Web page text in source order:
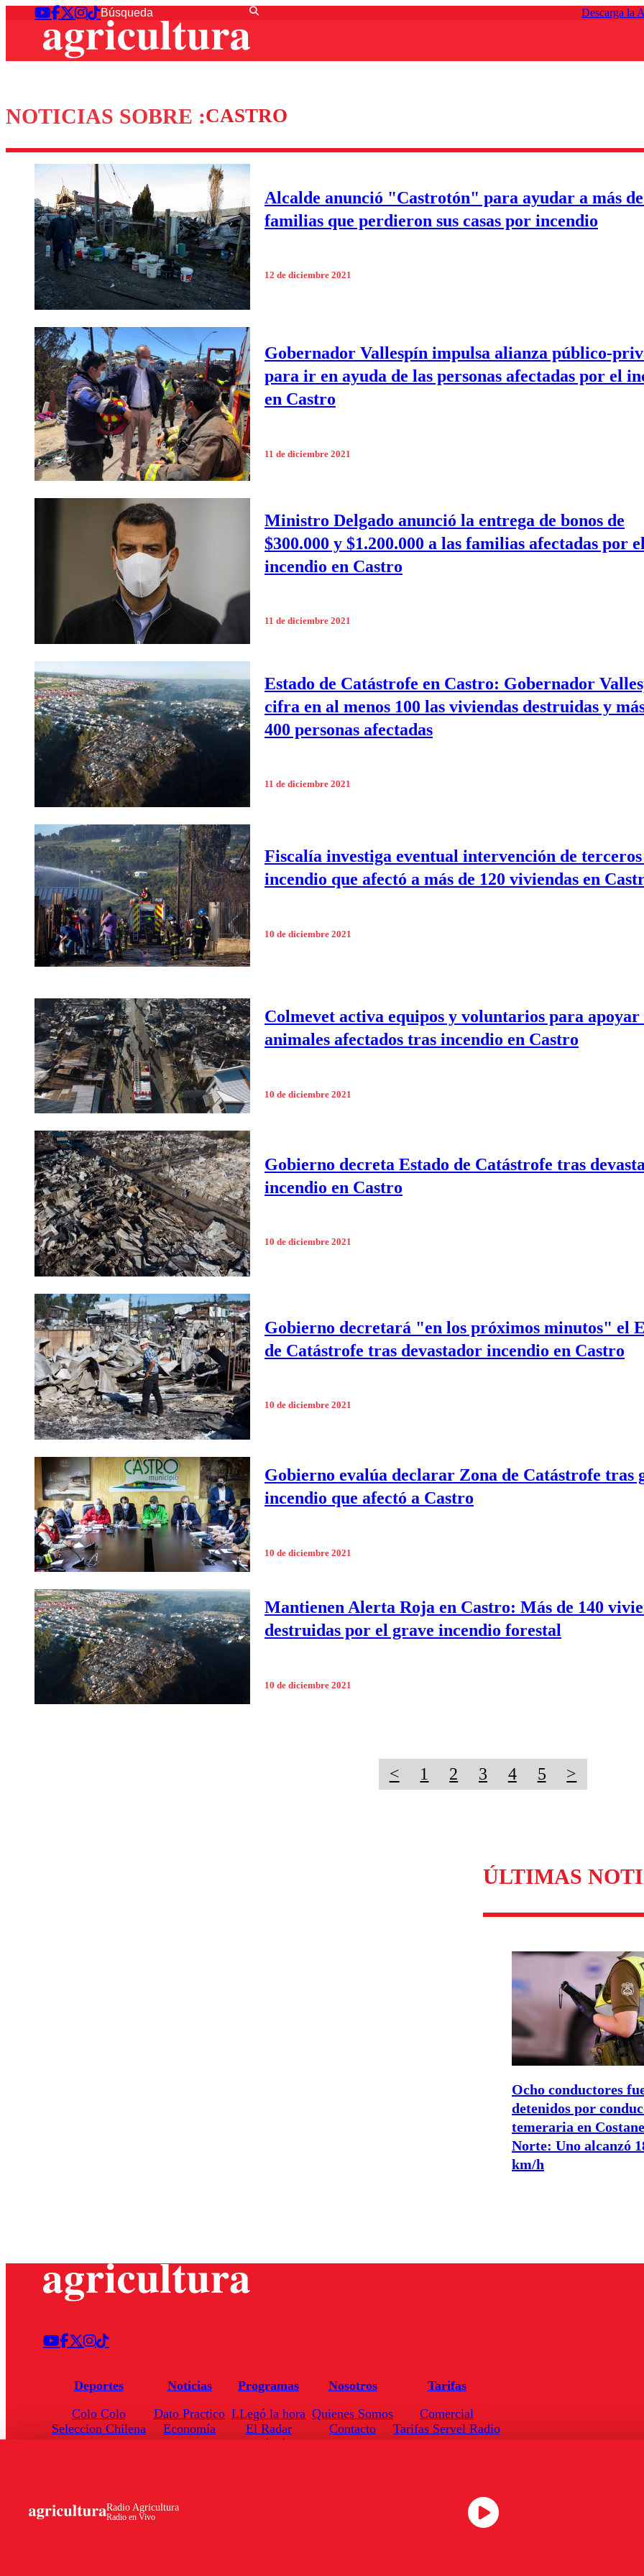
Descarga la
NOTICIAS SOBRE :CASTRO
Alcalde anunció "Castrotón" para ayudar a más
familias que perdieron sus casas por incendio
12 de diciembre 2021
Gobernador Vallespín impulsa alianza público-
para ir en ayuda de las personas afectadas por el
en Castro
11 de diciembre 2021
Ministro Delgado anunció la entrega de bonos de
$300.000 y $1.200.000 a las familias afectadas por
incendio en Castro
11 de diciembre 2021
Estado de Catástrofe en Castro: Gobernador
cifra en al menos 100 las viviendas destruidas y
400 personas afectadas
11 de diciembre 2021
Fiscalía investiga eventual intervención de terceros
incendio que afectó a más de 120 viviendas en
10 de diciembre 2021
Colmevet activa equipos y voluntarios para apoyar
animales afectados tras incendio en Castro
10 de diciembre 2021
Gobierno decreta Estado de Catástrofe tras
incendio en Castro
10 de diciembre 2021
Gobierno decretará "en los próximos minutos" el
de Catástrofe tras devastador incendio en Castro
10 de diciembre 2021
Gobierno evalúa declarar Zona de Catástrofe tras
incendio que afectó a Castro
10 de diciembre 2021
Mantienen Alerta Roja en Castro: Más de 140
destruidas por el grave incendio forestal
10 de diciembre 2021
< 1 2 3 4 5 >
ÚLTIMAS
Ocho conductores
detenidos por
temeraria en
Norte: Uno alcanzó
km/h
Radio Agricultura
Radio en Vivo
Deportes
Colo Colo
Seleccion Chilena
Noticias
Dato Practico
Economía
Programas
LLegó la hora
El Radar
Enfoqué Público
Nosotros
Quienes Somos
Contacto
Tarifas
Comercial
Tarifas Servel Radio